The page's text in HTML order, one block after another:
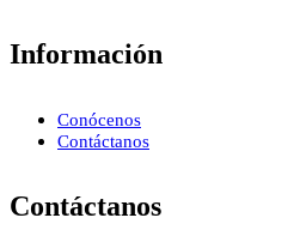
Información
Conócenos
Contáctanos
Contáctanos